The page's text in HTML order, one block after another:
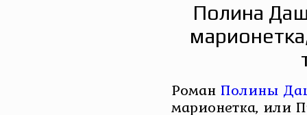
Полина
Роман Полины
марионетка, или